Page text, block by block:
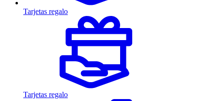
Tarjetas regalo
Tarjetas regalo